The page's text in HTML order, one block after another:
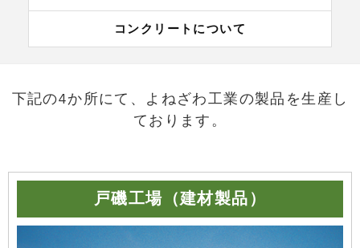
コンクリートについて
下記の4か所にて、よねざわ工業の製品を生産し
ております。
戸磯工場（建材製品）